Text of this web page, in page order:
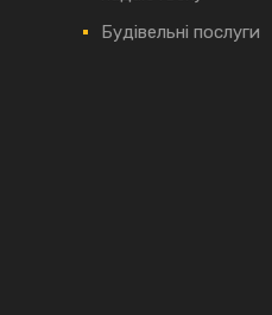
Будівельні послуги